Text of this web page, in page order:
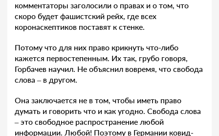
комментаторы заголосили о правах и о том, что
скоро будет фашистский рейх, где всех
коронаскептиков поставят к стенке.
Потому что для них право крикнуть что-либо
кажется первостепенным. Их так, грубо говоря,
Горбачев научил. Не объяснил вовремя, что свобода
слова – в другом.
Она заключается не в том, чтобы иметь право
думать и говорить что и как угодно. Свобода слова
– это свободное распространение любой
информации. Любой! Поэтому в Германии ковид-